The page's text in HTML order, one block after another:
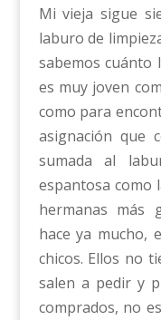
Mi vieja sigue
laburo de
sabemos cuánto
es muy joven
como para
asignación que
sumada al
espantosa como
hermanas más
hace ya mucho,
chicos. Ellos no
salen a pedir y
comprados, no